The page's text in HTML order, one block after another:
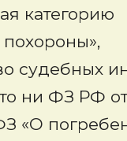
категорию
судебных
ни ФЗ РФ
«О